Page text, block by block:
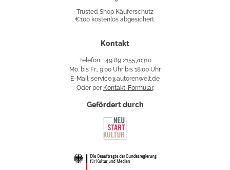
Käuferschutz
Trusted Shop Käuferschutz
€100 kostenlos abgesichert.
Kontakt
Telefon: +49 89 215570310
Mo. bis Fr., 9:00 Uhr bis 18:00 Uhr
E-Mail: service@autorenwelt.de
Oder per Kontakt-Formular.
Gefördert durch